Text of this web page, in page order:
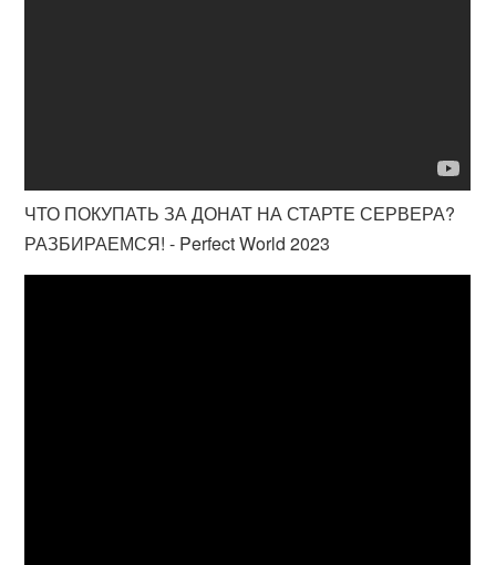
ЧТО ПОКУПАТЬ ЗА ДОНАТ НА СТАРТЕ СЕРВЕРА?
РАЗБИРАЕМСЯ! - Perfect World 2023